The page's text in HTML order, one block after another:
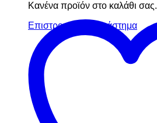
Κανένα προϊόν στο καλάθι σας.
Επιστροφή στο κατάστημα